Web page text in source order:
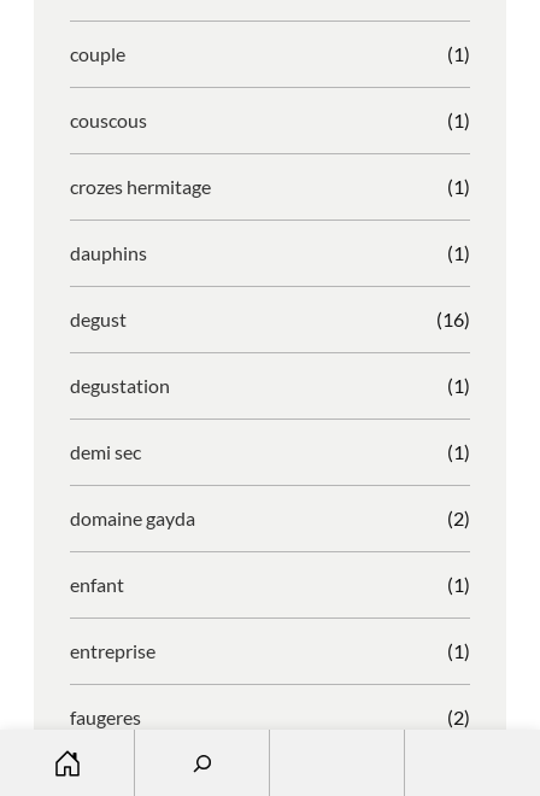
couple (1)
couscous (1)
crozes hermitage (1)
dauphins (1)
degust (16)
degustation (1)
demi sec (1)
domaine gayda (2)
enfant (1)
entreprise (1)
faugeres (2)
faustino